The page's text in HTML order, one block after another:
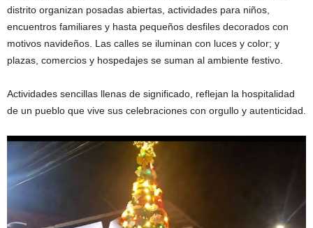
distrito organizan posadas abiertas, actividades para niños,
encuentros familiares y hasta pequeños desfiles decorados con
motivos navideños. Las calles se iluminan con luces y color; y
plazas, comercios y hospedajes se suman al ambiente festivo.
Actividades sencillas llenas de significado, reflejan la hospitalidad
de un pueblo que vive sus celebraciones con orgullo y autenticidad.